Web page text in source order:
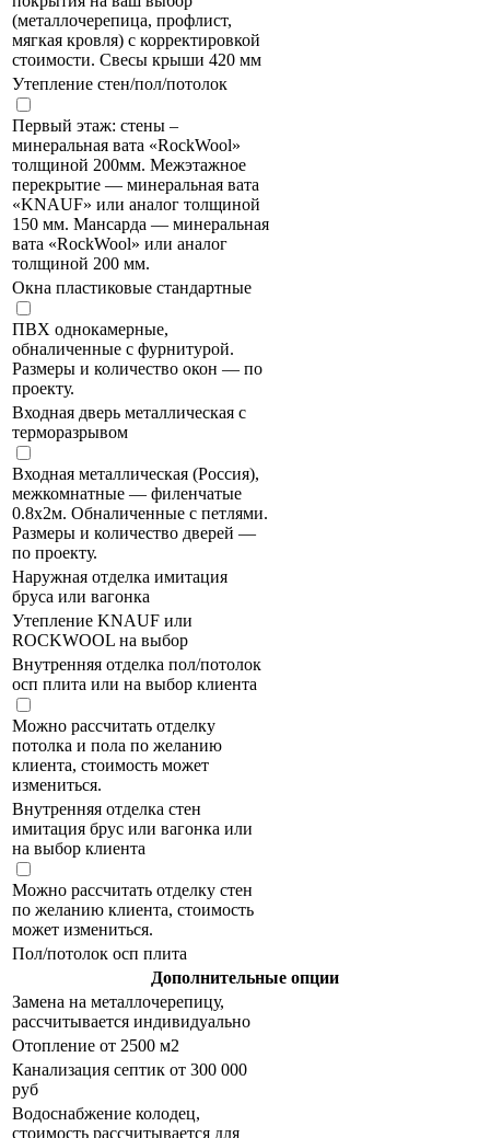
(металлочерепица, профлист,
мягкая кровля) с корректировкой
стоимости. Свесы крыши 420 мм
Утепление стен/пол/потолок
Первый этаж: стены –
минеральная вата «RockWool»
толщиной 200мм. Межэтажное
перекрытие — минеральная вата
«KNAUF» или аналог толщиной
150 мм. Мансарда — минеральная
вата «RockWool» или аналог
толщиной 200 мм.
Окна пластиковые стандартные
ПВХ однокамерные,
обналиченные с фурнитурой.
Размеры и количество окон — по
проекту.
Входная дверь металлическая с
терморазрывом
Входная металлическая (Россия),
межкомнатные — филенчатые
0.8х2м. Обналиченные с петлями.
Размеры и количество дверей —
по проекту.
Наружная отделка имитация
бруса или вагонка
Утепление KNAUF или
ROCKWOOL на выбор
Внутренняя отделка пол/потолок
осп плита или на выбор клиента
Можно рассчитать отделку
потолка и пола по желанию
клиента, стоимость может
измениться.
Внутренняя отделка стен
имитация брус или вагонка или
на выбор клиента
Можно рассчитать отделку стен
по желанию клиента, стоимость
может измениться.
Пол/потолок осп плита
Дополнительные опции
Замена на металлочерепицу,
рассчитывается индивидуально
Отопление от 2500 м2
Канализация септик от 300 000
руб
Водоснабжение колодец,
стоимость рассчитывается для